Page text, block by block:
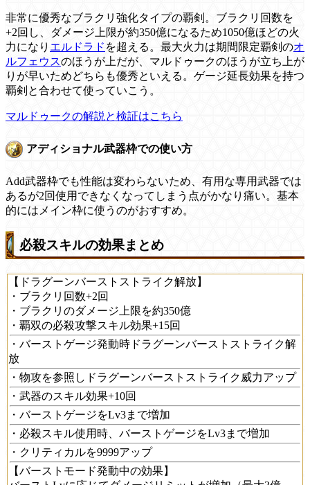
非常に優秀なブラクリ強化タイプの覇剣。ブラクリ回数を
+2回し、ダメージ上限が約350億になるため1050億ほどの火
力になり エルドラド を超える。最大火力は期間限定覇剣のオ
ルフェウスのほうが上だが、マルドゥークのほうが立ち上が
りが早いためどちらも優秀といえる。ゲージ延長効果を持つ
覇剣と合わせて使っていこう。
マルドゥークの解説と検証はこちら
アディショナル武器枠での使い方
Add武器枠でも性能は変わらないため、有用な専用武器では
あるが2回使用できなくなってしまう点がかなり痛い。基本
的にはメイン枠に使うのがおすすめ。
必殺スキルの効果まとめ
【ドラグーンバーストストライク解放】
・ブラクリ回数+2回
・ブラクリのダメージ上限を約350億
・覇双の必殺攻撃スキル効果+15回
・バーストゲージ発動時ドラグーンバーストストライク解
放
・物攻を参照しドラグーンバーストストライク威力アップ
・武器のスキル効果+10回
・バーストゲージをLv3まで増加
・必殺スキル使用時、バーストゲージをLv3まで増加
・クリティカルを9999アップ
【バーストモード発動中の効果】